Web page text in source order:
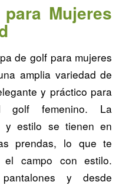
Mujeres
de golf para mujeres
amplia variedad de
y práctico para
golf femenino. La
y estilo se tienen en
prendas, lo que te
campo con estilo.
y desde